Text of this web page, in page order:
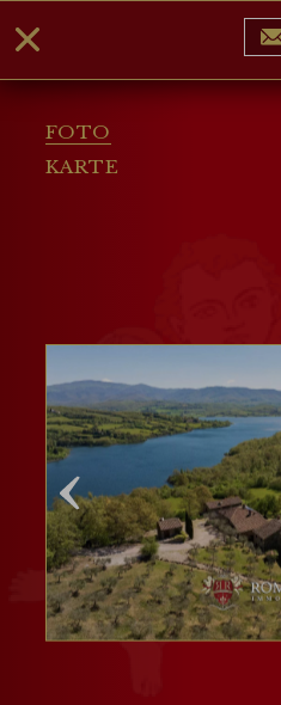
FOTO
KARTE